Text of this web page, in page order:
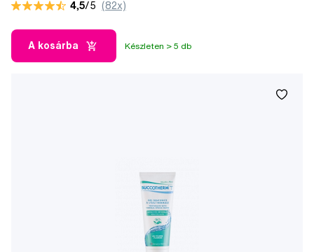
4,5/5 (82x)
A kosárba Készleten > 5 db